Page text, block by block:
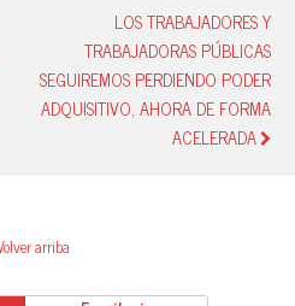
LOS TRABAJADORES Y
TRABAJADORAS PÚBLICAS
SEGUIREMOS PERDIENDO PODER
ADQUISITIVO, AHORA DE FORMA
ACELERADA
arriba